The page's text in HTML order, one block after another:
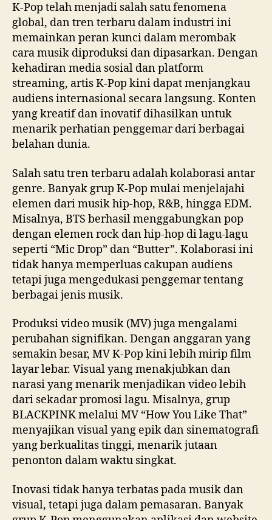
K-Pop telah menjadi salah satu fenomena
global, dan tren terbaru dalam industri ini
memainkan peran kunci dalam merombak
cara musik diproduksi dan dipasarkan. Dengan
kehadiran media sosial dan platform
streaming, artis K-Pop kini dapat menjangkau
audiens internasional secara langsung. Konten
yang kreatif dan inovatif dihasilkan untuk
menarik perhatian penggemar dari berbagai
belahan dunia.
Salah satu tren terbaru adalah kolaborasi antar
genre. Banyak grup K-Pop mulai menjelajahi
elemen dari musik hip-hop, R&B, hingga EDM.
Misalnya, BTS berhasil menggabungkan pop
dengan elemen rock dan hip-hop di lagu-lagu
seperti “Mic Drop” dan “Butter”. Kolaborasi ini
tidak hanya memperluas cakupan audiens
tetapi juga mengedukasi penggemar tentang
berbagai jenis musik.
Produksi video musik (MV) juga mengalami
perubahan signifikan. Dengan anggaran yang
semakin besar, MV K-Pop kini lebih mirip film
layar lebar. Visual yang menakjubkan dan
narasi yang menarik menjadikan video lebih
dari sekadar promosi lagu. Misalnya, grup
BLACKPINK melalui MV “How You Like That”
menyajikan visual yang epik dan sinematografi
yang berkualitas tinggi, menarik jutaan
penonton dalam waktu singkat.
Inovasi tidak hanya terbatas pada musik dan
visual, tetapi juga dalam pemasaran. Banyak